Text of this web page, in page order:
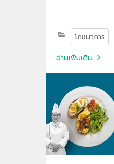
โภชนาการ
อ่านเพิ่มเติม